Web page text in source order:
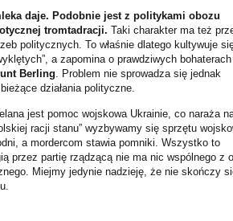
daje. Podobnie jest z politykami obozu
tromtadracji. Taki charakter ma też
politycznych. To właśnie dlatego kultywuje
a zapomina o prawdziwych
Berling. Problem nie sprowadza się jednak
działania polityczne.
jest pomoc wojskowa Ukrainie, co naraża
racji stanu” wyzbywamy się sprzętu
a mordercom stawia pomniki. Wszystko to
przez partię rządzącą nie ma nic wspólnego z
Miejmy jedynie nadzieję, że nie skończy